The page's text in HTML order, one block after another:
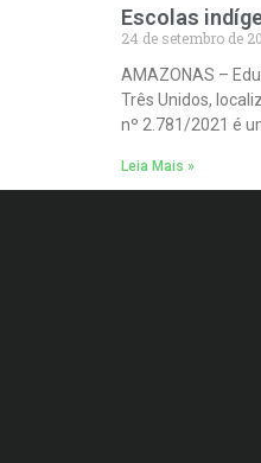
Escolas
24 de setembro de
AMAZONAS –
Três Unidos,
nº 2.781/2021 é
Leia Mais »